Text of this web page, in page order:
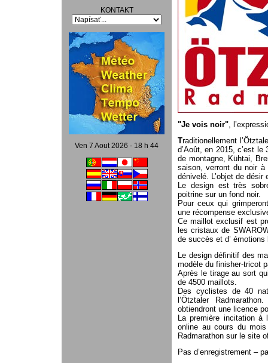
KONTAKT
Ven 7 Aout 2026 - 18 h 44
"Je vois noir",
Traditionellement
d’Août, en 2015, c’est
de montagne, Kühtai,
saison, verront du noir
dénivelé. L’objet de
Le design est très
poitrine sur un fond noir.
Pour ceux qui
une récompense
Ce maillot exclusif est
les cristaux de
de succès et d’ émotions
Le design définitif des
modèle du finisher-tricot
Après le tirage au sort
de 4500 maillots.
Des cyclistes de 40
l’Ötztaler
obtiendront une licence
La première incitation à
online au cours du
Radmarathon sur le site
Pas d’enregistrement –